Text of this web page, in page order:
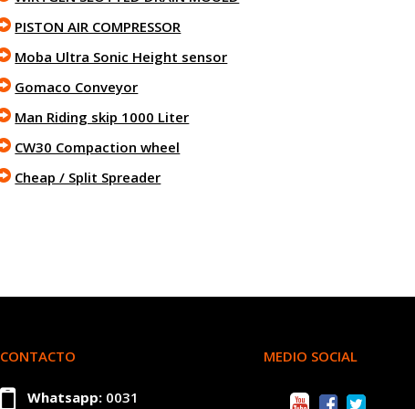
PISTON AIR COMPRESSOR
Moba Ultra Sonic Height sensor
Gomaco Conveyor
Man Riding skip 1000 Liter
CW30 Compaction wheel
Cheap / Split Spreader
CONTACTO
Whatsapp: 0031
MEDIO SOCIAL